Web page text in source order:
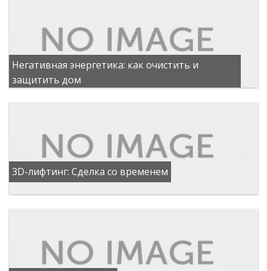
Негативная энергетика: как очистить и
защитить дом
3D-лифтинг: Сделка со временем